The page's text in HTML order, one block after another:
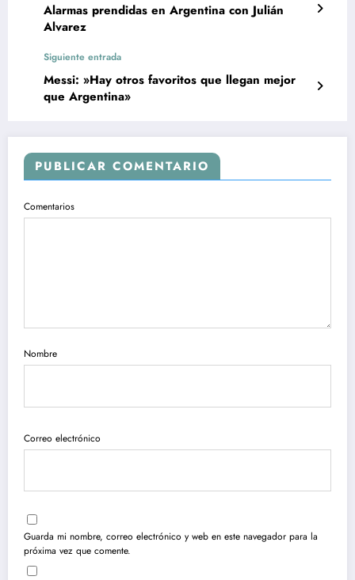
Alarmas prendidas en Argentina con Julián
Alvarez
Siguiente entrada
Messi: »Hay otros favoritos que llegan mejor
que Argentina»
PUBLICAR COMENTARIO
Comentarios
Nombre
Correo electrónico
Guarda mi nombre, correo electrónico y web en este navegador para la
próxima vez que comente.